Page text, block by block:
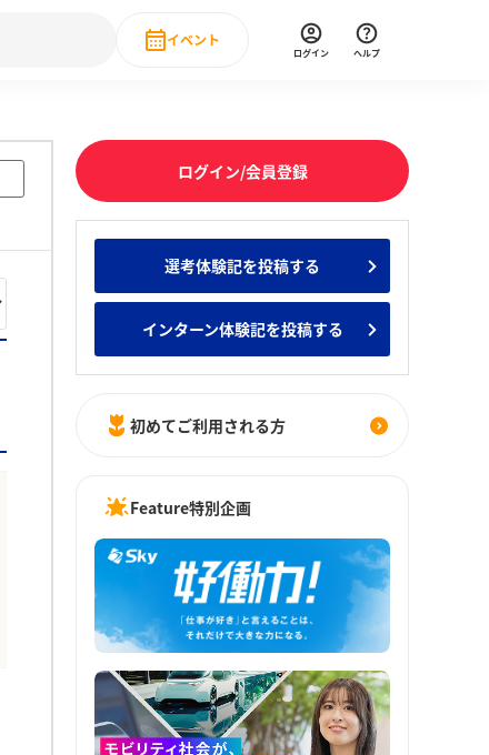
卒就職人気企業ランキング みんなのインターン人気企業ランキ
・DX現場社員インタビュー
イベント
直近のイベント一覧
ログイン ヘルプ
ログイン/会員登録
選考体験記を投稿する
インターン体験記を投稿する
初めてご利用される方
Feature特別企画